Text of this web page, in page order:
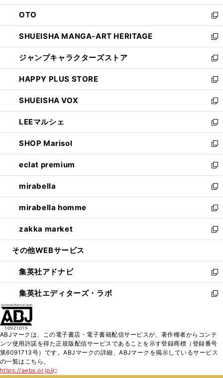
ウ
で
開
く
ン
ド
ウ
で
開
く
OTO
新
し
い
ウ
ィ
ン
ド
ウ
で
開
く
SHUEISHA MANGA-ART HERITAGE
新
し
い
ウ
ィ
ン
ド
ウ
で
開
く
ジャンプキャラクターズストア
新
し
い
ウ
ィ
ン
ド
ウ
で
開
く
HAPPY PLUS STORE
新
し
い
ウ
ィ
ン
ド
ウ
で
開
く
SHUEISHA VOX
新
し
い
ウ
ィ
ン
ド
ウ
で
開
く
LEEマルシェ
新
し
い
ウ
ィ
ン
ド
ウ
で
開
く
SHOP Marisol
新
し
い
ウ
ィ
ン
ド
ウ
で
開
eclat premium
新
し
い
ウ
ィ
ン
ド
ウ
開
く
mirabella
新
し
い
ウ
ィ
ン
ウ
で
開
く
mirabella homme
新
し
い
ウ
ン
ド
ウ
で
zakka market
新
し
ウ
ィ
ン
ド
く
その他WEBサービス
集英社アドナビ
新
し
い
ド
ウ
で
集英社エディターズ・ラボ
新
ィ
ン
ABJマークは、この電子書店・電子書籍配信サービスが、著作権者からコンテ
ンツ使用許諾を得た正規版配信サービスであることを示す登録商標（登録番号
第6091713号）です。ABJマークの詳細、ABJマークを掲示しているサービス
の一覧はこちら。
https://aebs.or.jp/
新